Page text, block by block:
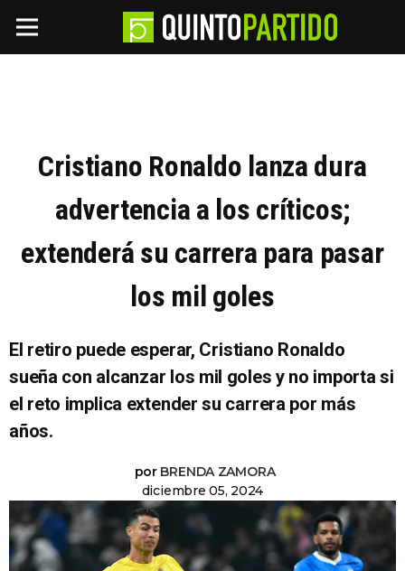
Cristiano Ronaldo lanza dura
advertencia a los críticos;
extenderá su carrera para pasar
los mil goles
El retiro puede esperar, Cristiano Ronaldo
sueña con alcanzar los mil goles y no importa si
el reto implica extender su carrera por más
años.
por BRENDA ZAMORA
diciembre 05, 2024